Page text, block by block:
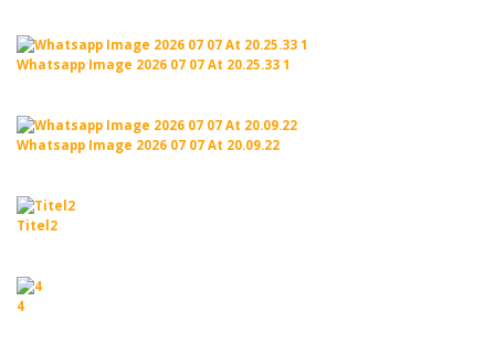
Whatsapp Image 2026 07 07 At 20.25.33 1
Whatsapp Image 2026 07 07 At 20.09.22
Titel2
4